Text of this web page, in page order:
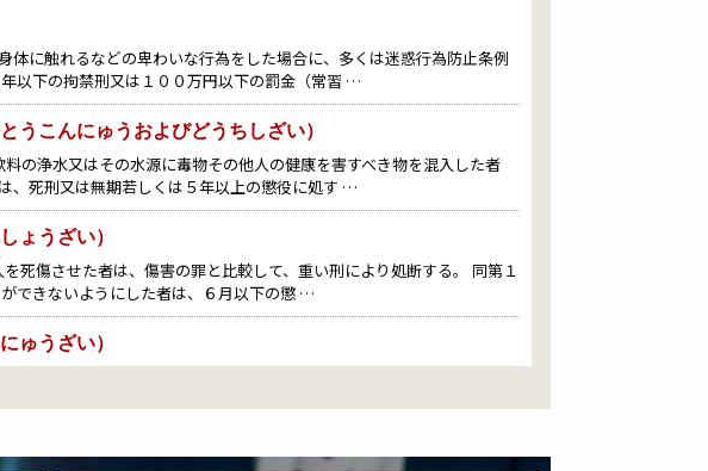
に触れるなどの卑わいな行為をした場合に、多くは迷惑行為防止条例
以下の拘禁刑又は１００万円以下の罰金（常習 …
うこんにゅうおよびどうちしざい）
の浄水又はその水源に毒物その他人の健康を害すべき物を混入した者
、死刑又は無期若しくは５年以上の懲役に処す …
ょうざい）
死傷させた者は、傷害の罪と比較して、重い刑により処断する。 同第１
できないようにした者は、６月以下の懲 …
ゅうざい）